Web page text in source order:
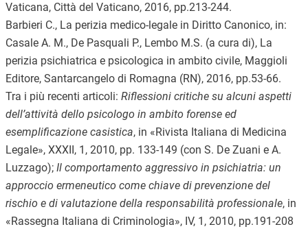
Vaticana, Città del Vaticano, 2016, pp.213-244.
Barbieri C., La perizia medico-legale in Diritto Canonico, in:
Casale A. M., De Pasquali P., Lembo M.S. (a cura di), La
perizia psichiatrica e psicologica in ambito civile, Maggioli
Editore, Santarcangelo di Romagna (RN), 2016, pp.53-66.
Tra i più recenti articoli: Riflessioni critiche su alcuni aspetti
dell’attività dello psicologo in ambito forense ed
esemplificazione casistica, in «Rivista Italiana di Medicina
Legale», XXXII, 1, 2010, pp. 133-149 (con S. De Zuani e A.
Luzzago); Il comportamento aggressivo in psichiatria: un
approccio ermeneutico come chiave di prevenzione del
rischio e di valutazione della responsabilità professionale, in
«Rassegna Italiana di Criminologia», IV, 1, 2010, pp.191-208